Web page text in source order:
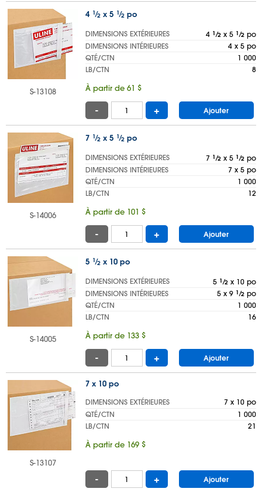
S-13108
4 1⁄2 x 5 1⁄2 po
DIMENSIONS EXTÉRIEURES 4 1 ⁄2 x 5 1 ⁄2 po
DIMENSIONS INTÉRIEURES
4 x 5 po
QTÉ/CTN
1 000
LB/CTN
8
À partir de 61 $
- + Ajouter
S-14006
7 1⁄2 x 5 1⁄2 po
DIMENSIONS EXTÉRIEURES 7 1 ⁄2 x 5 1 ⁄2 po
DIMENSIONS INTÉRIEURES
7 x 5 po
QTÉ/CTN
1 000
LB/CTN
12
À partir de 101 $
- + Ajouter
S-14005
5 1⁄2 x 10 po
DIMENSIONS EXTÉRIEURES 5 1 ⁄2 x 10 po
DIMENSIONS INTÉRIEURES
5 x 9 1 ⁄2 po
QTÉ/CTN
1 000
LB/CTN
16
À partir de 133 $
- + Ajouter
S-13107
7 x 10 po
DIMENSIONS EXTÉRIEURES
7 x 10 po
QTÉ/CTN
1 000
LB/CTN
21
À partir de 169 $
- + Ajouter